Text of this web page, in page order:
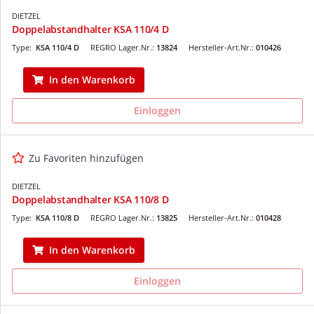
DIETZEL
Doppelabstandhalter KSA 110/4 D
REGRO Lager.Nr.: 13824
Type: KSA 110/4 D Hersteller-Art.Nr.: 010426
In den Warenkorb
Einloggen
Zu Favoriten hinzufügen
DIETZEL
Doppelabstandhalter KSA 110/8 D
REGRO Lager.Nr.: 13825
Type: KSA 110/8 D Hersteller-Art.Nr.: 010428
In den Warenkorb
Einloggen